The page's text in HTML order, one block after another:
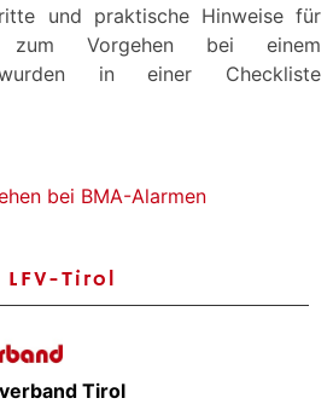
und praktische Hinweise für
zum Vorgehen bei einem
wurden in einer Checkliste
bei BMA-Alarmen
LFV-Tirol
Tirol